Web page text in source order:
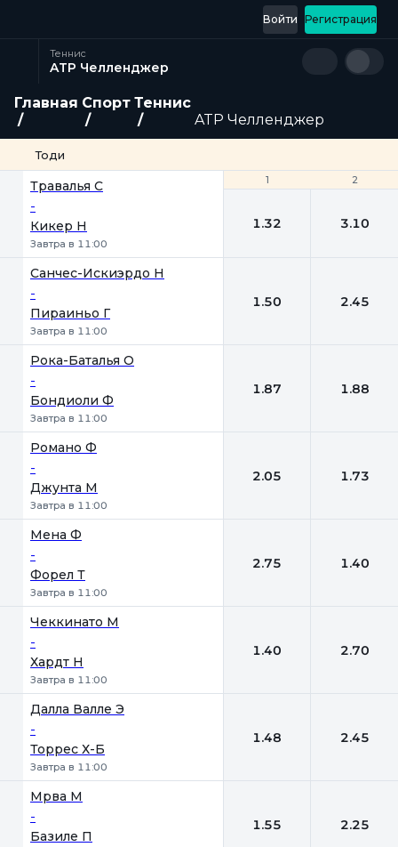
Регистрация
Войти
Теннис
ATP Челленджер
Главная Спорт Теннис
ATP Челленджер
Тоди
1 2
Травалья С
-
Кикер Н
Завтра в 11:00
1 2
1.32 3.10
Санчес-Искиэрдо Н
-
Пираиньо Г
Завтра в 11:00
1.50 2.45
Рока-Баталья О
-
Бондиоли Ф
Завтра в 11:00
1.87 1.88
Романо Ф
-
Джунта М
Завтра в 11:00
2.05 1.73
Мена Ф
-
Форел Т
Завтра в 11:00
2.75 1.40
Чеккинато М
-
Хардт Н
Завтра в 11:00
1.40 2.70
Далла Валле Э
-
Торрес Х-Б
Завтра в 11:00
1.48 2.45
Мрва М
-
Базиле П
1.55 2.25